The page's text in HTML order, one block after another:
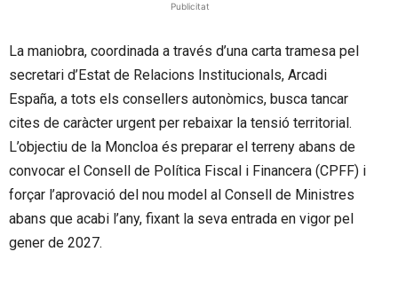
Publicitat
La maniobra, coordinada a través d’una carta tramesa pel
secretari d’Estat de Relacions Institucionals, Arcadi
España, a tots els consellers autonòmics, busca tancar
cites de caràcter urgent per rebaixar la tensió territorial.
L’objectiu de la Moncloa és preparar el terreny abans de
convocar el Consell de Política Fiscal i Financera (CPFF) i
forçar l’aprovació del nou model al Consell de Ministres
abans que acabi l’any, fixant la seva entrada en vigor pel
gener de 2027.